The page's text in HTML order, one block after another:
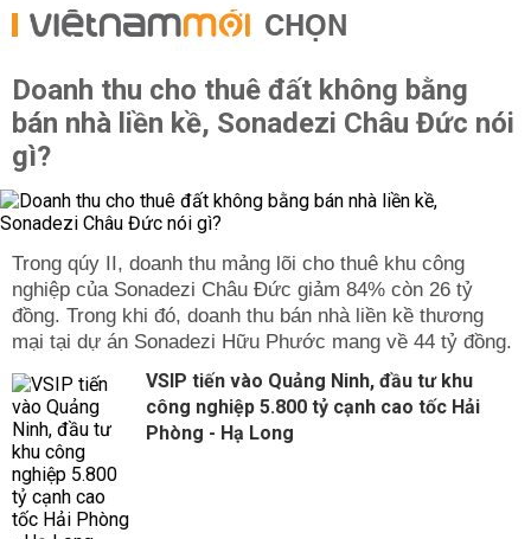
CHỌN
Doanh thu cho thuê đất không bằng
bán nhà liền kề, Sonadezi Châu Đức nói
gì?
Trong qúy II, doanh thu mảng lõi cho thuê khu công
nghiệp của Sonadezi Châu Đức giảm 84% còn 26 tỷ
đồng. Trong khi đó, doanh thu bán nhà liền kề thương
mại tại dự án Sonadezi Hữu Phước mang về 44 tỷ đồng.
VSIP tiến vào Quảng Ninh, đầu tư khu
công nghiệp 5.800 tỷ cạnh cao tốc Hải
Phòng - Hạ Long